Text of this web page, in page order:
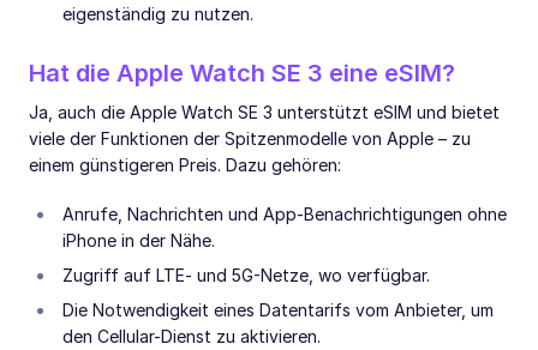
eigenständig zu nutzen.
Hat die Apple Watch SE 3 eine eSIM?
Ja, auch die Apple Watch SE 3 unterstützt eSIM und bietet
viele der Funktionen der Spitzenmodelle von Apple – zu
einem günstigeren Preis. Dazu gehören:
Anrufe, Nachrichten und App-Benachrichtigungen ohne
iPhone in der Nähe.
Zugriff auf LTE- und 5G-Netze, wo verfügbar.
Die Notwendigkeit eines Datentarifs vom Anbieter, um
den Cellular-Dienst zu aktivieren.